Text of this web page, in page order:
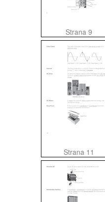
Strana 9
Strana 11